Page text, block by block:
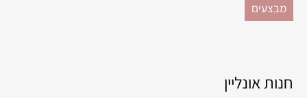
מבצעים
חנות אונליין